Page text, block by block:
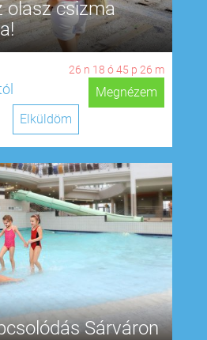
olasz csizma
26 n 18 ó45 p 25 m
Megnézem
Elküldöm
Sárváron